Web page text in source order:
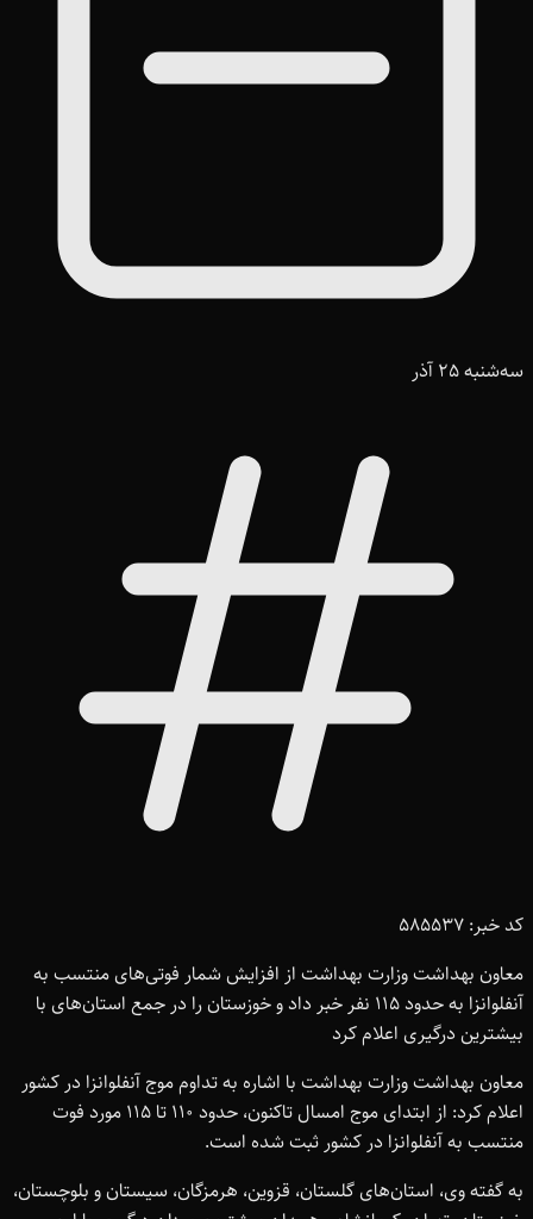
سه‌شنبه 25 آذر
کد خبر: 585537
معاون بهداشت وزارت بهداشت از افزایش شمار فوتی‌های منتسب به
آنفلوانزا به حدود 115 نفر خبر داد و خوزستان را در جمع استان‌های با
بیشترین درگیری اعلام کرد
معاون بهداشت وزارت بهداشت با اشاره به تداوم موج آنفلوانزا در کشور
اعلام کرد: از ابتدای موج امسال تاکنون، حدود 110 تا 115 مورد فوت
منتسب به آنفلوانزا در کشور ثبت شده است.
به گفته وی، استان‌های گلستان، قزوین، هرمزگان، سیستان و بلوچستان،